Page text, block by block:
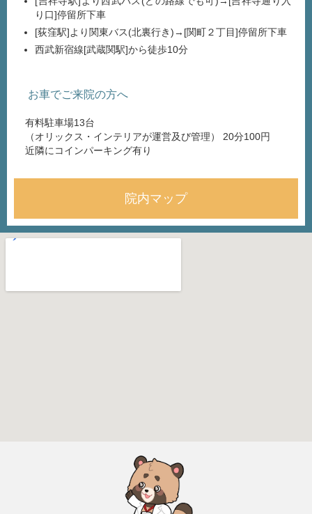
り口]停留所下車
[荻窪駅]より関東バス(北裏行き)→[関町２丁目]停留所下車
西武新宿線[武蔵関駅]から徒歩10分
お車でご来院の方へ
有料駐車場13台
（オリックス・インテリアが運営及び管理） 20分100円
近隣にコインパーキング有り
院内マップ